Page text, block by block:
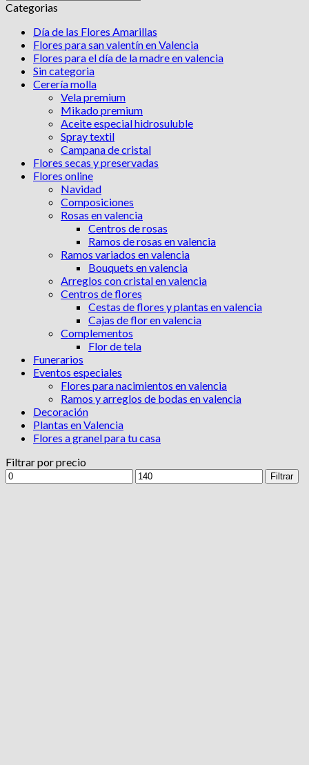
Categorias
Día de las Flores Amarillas
Flores para san valentín en Valencia
Flores para el día de la madre en valencia
Sin categoria
Cerería molla
Vela premium
Mikado premium
Aceite especial hidrosuluble
Spray textil
Campana de cristal
Flores secas y preservadas
Flores online
Navidad
Composiciones
Rosas en valencia
Centros de rosas
Ramos de rosas en valencia
Ramos variados en valencia
Bouquets en valencia
Arreglos con cristal en valencia
Centros de flores
Cestas de flores y plantas en valencia
Cajas de flor en valencia
Complementos
Flor de tela
Funerarios
Eventos especiales
Flores para nacimientos en valencia
Ramos y arreglos de bodas en valencia
Decoración
Plantas en Valencia
Flores a granel para tu casa
Filtrar por precio
Precio
mínimo
Precio
máximo
Filtrar